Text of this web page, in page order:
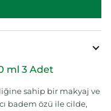
ml 3 Adet
sahip bir makyaj ve
badem özü ile cilde,